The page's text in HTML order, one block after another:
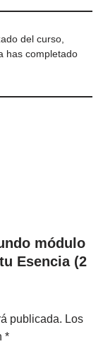
del curso,
has completado
módulo
Esencia (2
publicada. Los
*